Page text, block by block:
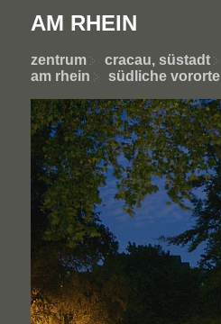
AM RHEIN
zentrum cracau, süstadt
am rhein
südliche vororte